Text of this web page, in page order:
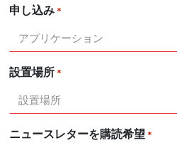
申し込み *
設置場所 *
ニュースレターを購読希望 *